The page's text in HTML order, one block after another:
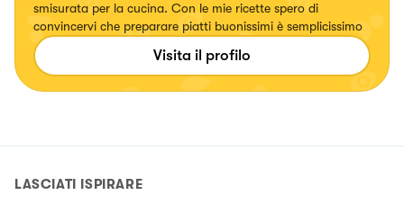
smisurata per la cucina. Con le mie ricette spero di
convincervi che preparare piatti buonissimi è semplicissimo
Visita il profilo
LASCIATI ISPIRARE